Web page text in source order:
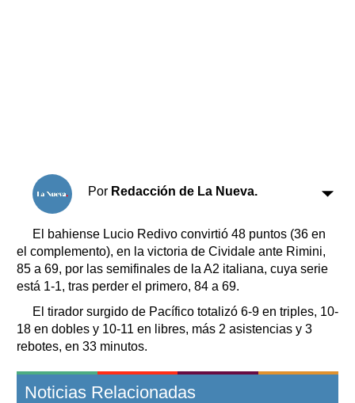
Por Redacción de La Nueva.
El bahiense Lucio Redivo convirtió 48 puntos (36 en
el complemento), en la victoria de Cividale ante Rimini,
85 a 69, por las semifinales de la A2 italiana, cuya serie
está 1-1, tras perder el primero, 84 a 69.
El tirador surgido de Pacífico totalizó 6-9 en triples, 10-
18 en dobles y 10-11 en libres, más 2 asistencias y 3
rebotes, en 33 minutos.
Noticias Relacionadas